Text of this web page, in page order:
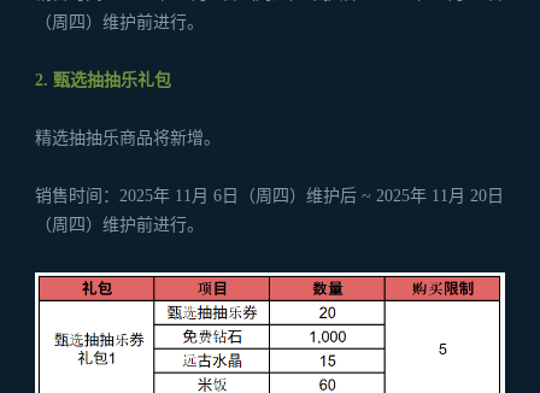
（周四）维护前进行。
2. 甄选抽抽乐礼包
精选抽抽乐商品将新增。
销售时间：2025年 11月 6日（周四）维护后 ~ 2025年 11月 20日
（周四）维护前进行。